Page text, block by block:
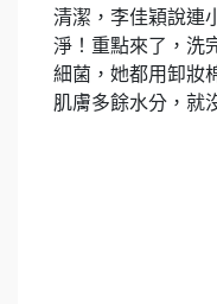
清潔，李佳穎說連
淨！重點來了，洗
細菌，她都用卸妝
肌膚多餘水分，就